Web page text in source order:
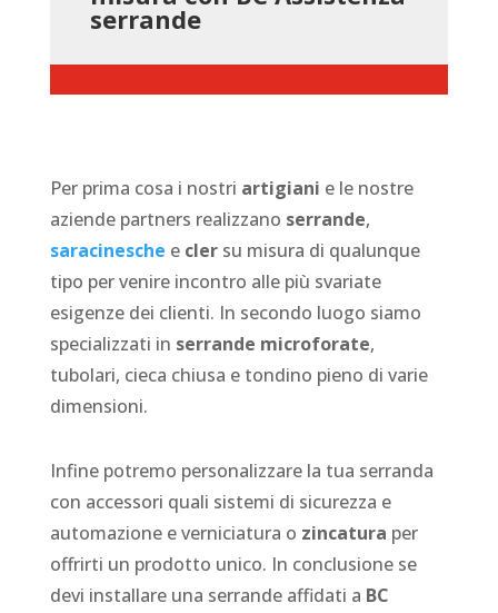
serrande
Per prima cosa i nostri artigiani e le nostre
aziende partners realizzano serrande,
saracinesche e clersu misura di qualunque
tipo per venire incontro alle più svariate
esigenze dei clienti. In secondo luogo siamo
specializzati in serrande microforate,
tubolari, cieca chiusa e tondino pieno di varie
dimensioni.
Infine potremo personalizzare la tua serranda
con accessori quali sistemi di sicurezza e
automazione e verniciatura o zincatura per
offrirti un prodotto unico. In conclusione se
devi installare una serrande affidati a BC